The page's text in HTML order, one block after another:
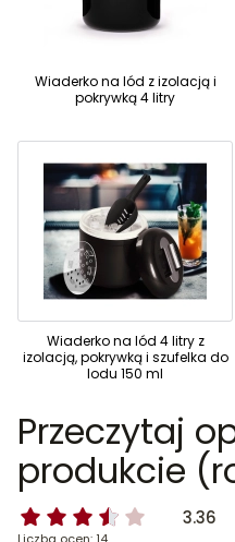
Wiaderko na lód z izolacją i
pokrywką 4 litry
Wiaderko na lód 4 litry z
izolacją, pokrywką i szufelka do
lodu 150 ml
Przeczytaj
produkcie
3.36